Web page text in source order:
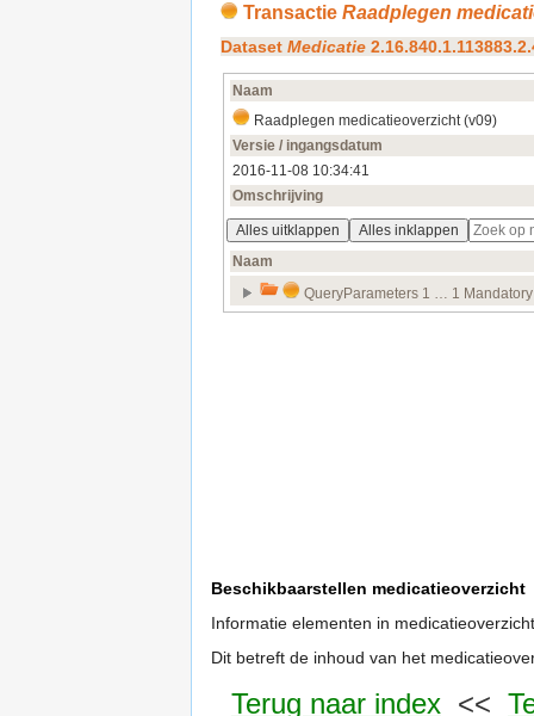
Beschikbaarstellen medicatieoverzicht
Informatie elementen in
Dit betreft de inhoud van het